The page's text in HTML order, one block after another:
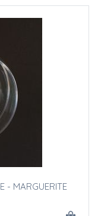
- MARGUERITE